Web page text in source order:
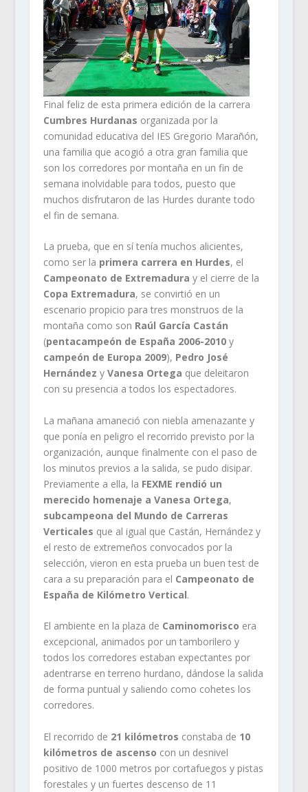
Final feliz de esta primera edición de la carrera
Cumbres Hurdanas organizada por la
comunidad educativa del IES Gregorio Marañón,
una familia que acogió a otra gran familia que
son los corredores por montaña en un fin de
semana inolvidable para todos, puesto que
muchos disfrutaron de las Hurdes durante todo
el fin de semana.
La prueba, que en sí tenía muchos alicientes,
como ser la primera carrera en Hurdes, el
Campeonato de Extremadura y el cierre de la
Copa Extremadura, se convirtió en un
escenario propicio para tres monstruos de la
montaña como son Raúl García Castán
(pentacampeón de España 2006-2010y
campeón de Europa 2009), Pedro José
Hernández y Vanesa Ortega que deleitaron
con su presencia a todos los espectadores.
La mañana amaneció con niebla amenazante y
que ponía en peligro el recorrido previsto por la
organización, aunque finalmente con el paso de
los minutos previos a la salida, se pudo disipar.
Previamente a ella, la FEXME rendió un
merecido homenaje a Vanesa Ortega,
subcampeona del Mundo de Carreras
Verticales que al igual que Castán, Hernández y
el resto de extremeños convocados por la
selección, vieron en esta prueba un buen test de
cara a su preparación para el Campeonato de
España de Kilómetro Vertical.
El ambiente en la plaza de Caminomorisco era
excepcional, animados por un tamborilero y
todos los corredores estaban expectantes por
adentrarse en terreno hurdano, dándose la salida
de forma puntual y saliendo como cohetes los
corredores.
El recorrido de 21 kilómetros constaba de 10
kilómetros de ascenso con un desnivel
positivo de 1000 metros por cortafuegos y pistas
forestales y un fuertes descenso de 11